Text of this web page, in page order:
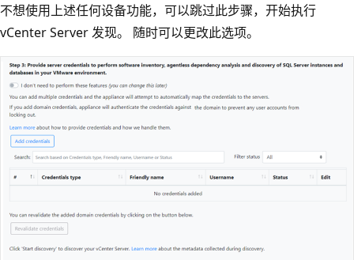
不想使用上述任何设备功能，可以跳过此步骤，开始执行
vCenter Server 发现。 随时可以更改此选项。